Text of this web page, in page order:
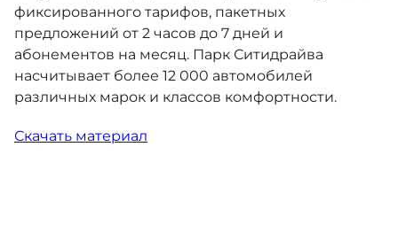
фиксированного тарифов, пакетных
предложений от 2 часов до 7 дней и
абонементов на месяц. Парк Ситидрайва
насчитывает более 12 000 автомобилей
различных марок и классов комфортности.
Скачать материал